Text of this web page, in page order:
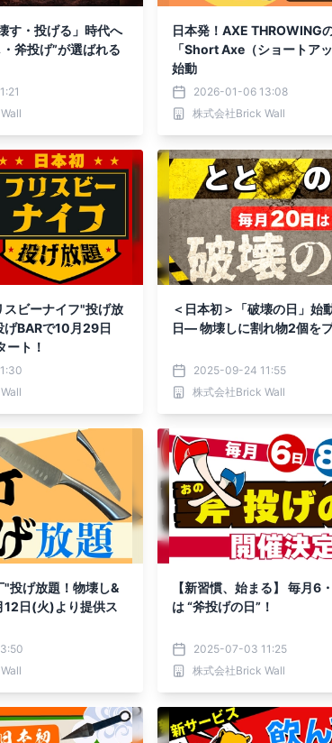
す・投げる」時代へ
斧投げ”が選ばれる
日本発！AXE THROWING
「Short Axe（ショートア
始動
2026-01-06 13:08
株式会社Brick Wall
スビーナイフ"投げ放
げBARで10月29日
ート！
＜日本初＞「破壊の日」始
日— 物壊しに割れ物2個を
2025-09-24 11:55
株式会社Brick Wall
"投げ放題！物壊し&
12日(火)より提供ス
【新習慣、始まる】 毎月6
は “斧投げの日”！
2025-07-03 11:25
株式会社Brick Wall